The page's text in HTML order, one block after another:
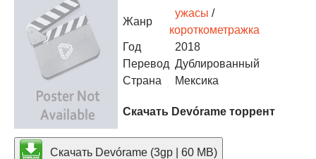
Жанр
ужасы /
короткометражка
Год
2018
Перевод Дублированный
Страна
Мексика
Скачать Devórame торрент
Скачать Devórame (3gp | 60 MB)